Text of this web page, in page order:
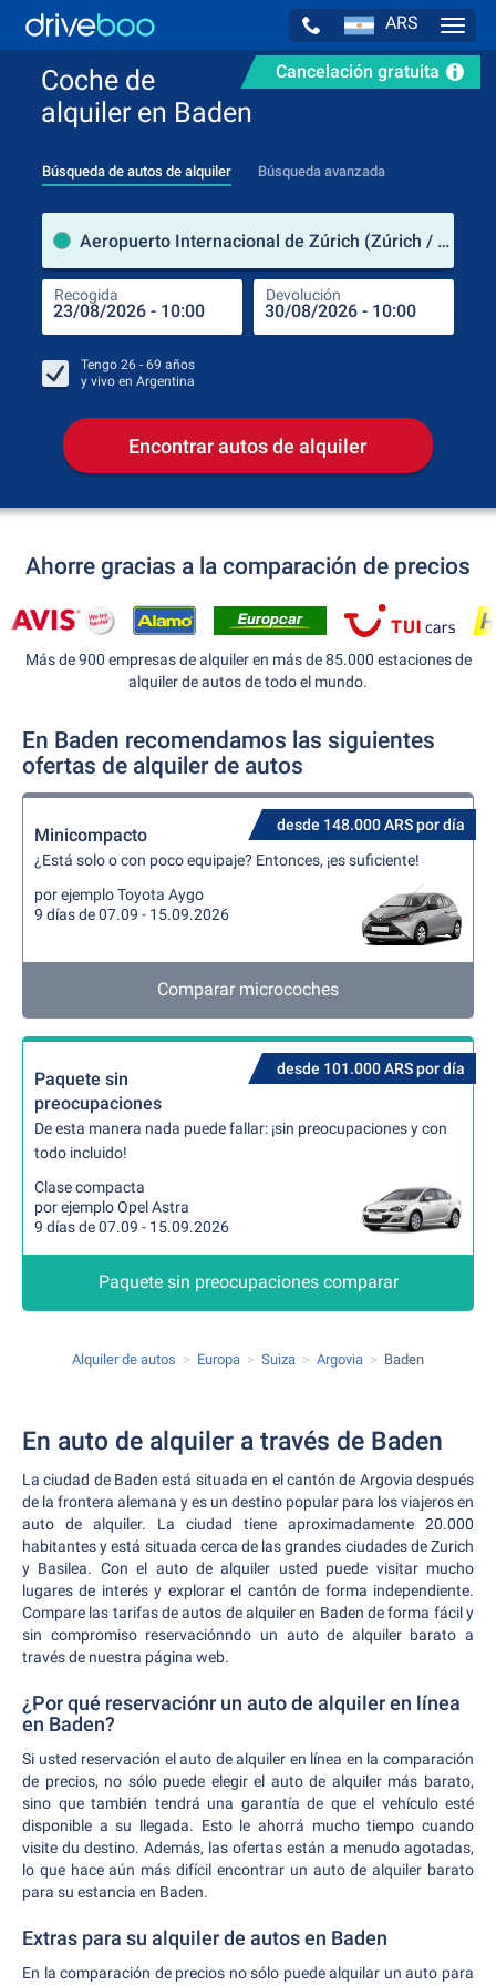
ARS
Cancelación gratuita
Coche de
alquiler en Baden
Búsqueda de autos de alquiler Búsqueda avanzada
Aeropuerto Internacional de Zúrich (Zúrich / Suiza)
Recogida Devolución
Tengo 26 - 69 años
y vivo en Argentina
Encontrar autos de alquiler
Ahorre gracias a la comparación de precios
Más de 900 empresas de alquiler en más de 85.000 estaciones de
alquiler de autos de todo el mundo.
En Baden recomendamos las siguientes
ofertas de alquiler de autos
desde 148.000 ARS por día
Minicompacto
¿Está solo o con poco equipaje? Entonces, ¡es suficiente!
por ejemplo Toyota Aygo
9 días de 07.09 - 15.09.2026
Comparar microcoches
desde 101.000 ARS por día
Paquete sin
preocupaciones
De esta manera nada puede fallar: ¡sin preocupaciones y con
todo incluido!
Clase compacta
por ejemplo Opel Astra
9 días de 07.09 - 15.09.2026
Paquete sin preocupaciones comparar
Alquiler de autos Europa Suiza Argovia Baden
En auto de alquiler a través de Baden
La ciudad de Baden está situada en el cantón de Argovia después
de la frontera alemana y es un destino popular para los viajeros en
auto de alquiler. La ciudad tiene aproximadamente 20.000
habitantes y está situada cerca de las grandes ciudades de Zurich
y Basilea. Con el auto de alquiler usted puede visitar mucho
lugares de interés y explorar el cantón de forma independiente.
Compare las tarifas de autos de alquiler en Baden de forma fácil y
sin compromiso reservaciónndo un auto de alquiler barato a
través de nuestra página web.
¿Por qué reservaciónr un auto de alquiler en línea
en Baden?
Si usted reservación el auto de alquiler en línea en la comparación
de precios, no sólo puede elegir el auto de alquiler más barato,
sino que también tendrá una garantía de que el vehículo esté
disponible a su llegada. Esto le ahorrá mucho tiempo cuando
visite du destino. Además, las ofertas están a menudo agotadas,
lo que hace aún más difícil encontrar un auto de alquiler barato
para su estancia en Baden.
Extras para su alquiler de autos en Baden
En la comparación de precios no sólo puede alquilar un auto para